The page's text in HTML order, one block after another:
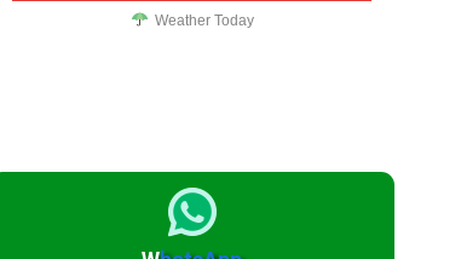
Weather Today